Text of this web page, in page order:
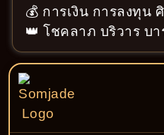
💰 การเงิน การลงทุน
👑 โชคลาภ บริวาร บา